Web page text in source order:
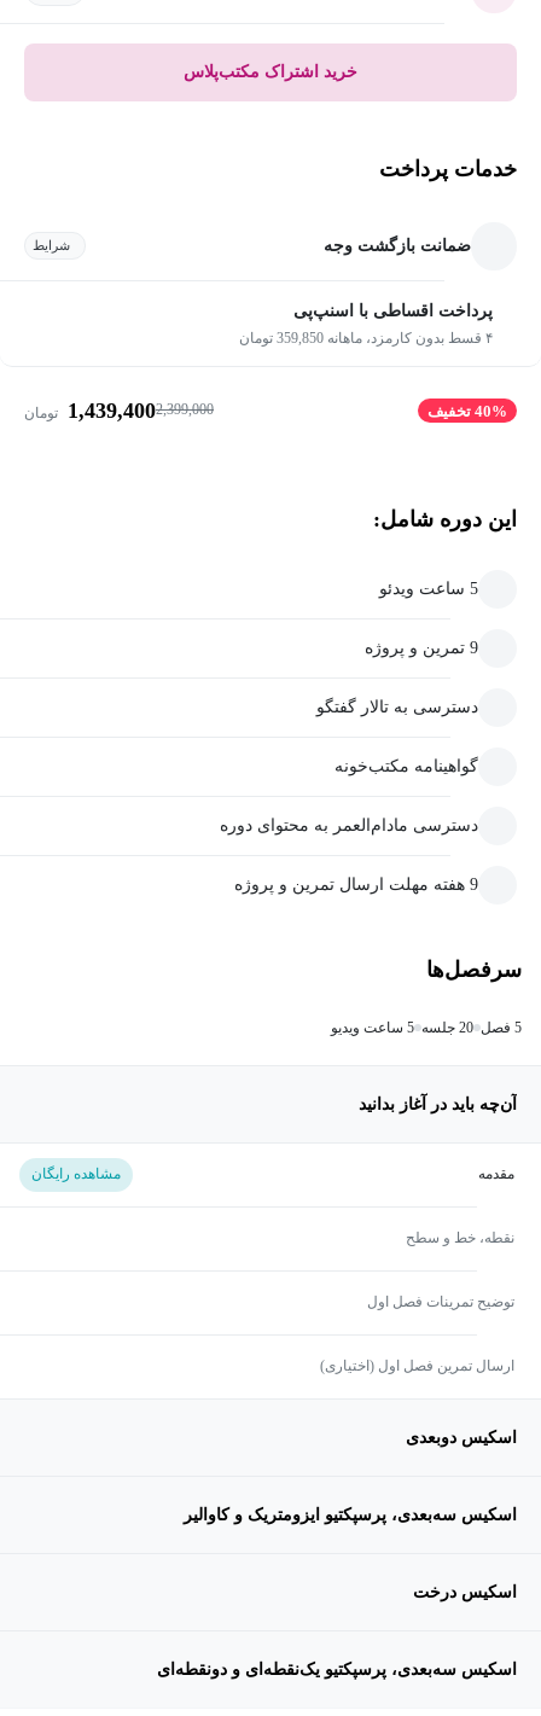
خرید اشتراک مکتب‌پلاس
خدمات پرداخت
ضمانت بازگشت وجه شرایط
پرداخت اقساطی با اسنپ‌پی
۴ قسط بدون کارمزد، ماهانه 359,850 تومان
40% تخفیف 2,399,000
1,439,400 تومان
این دوره شامل:
5 ساعت ویدئو
9 تمرین و پروژه
دسترسی به تالار گفتگو
گواهینامه مکتب‌خونه
دسترسی مادام‌العمر به محتوای دوره
9 هفته مهلت ارسال تمرین و پروژه
سرفصل‌ها
5 فصل 20 جلسه 5 ساعت ویدیو
آن‌چه باید در آغاز بدانید
مقدمه مشاهده رایگان
نقطه، خط و سطح
توضیح تمرینات فصل اول
ارسال تمرین فصل اول (اختیاری)
اسکیس دوبعدی
اسکیس سه‌بعدی، پرسپکتیو ایزومتریک و کاوالیر
اسکیس درخت
اسکیس سه‌بعدی، پرسپکتیو یک‌نقطه‌ای و دونقطه‌ای